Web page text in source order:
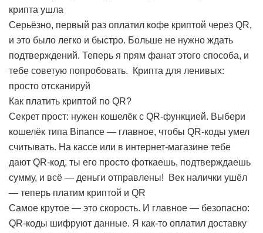
крипта ушла
Серьёзно, первый раз оплатил кофе криптой через QR,
и это было легко и быстро. Больше не нужно ждать
подтверждений. Теперь я прям фанат этого способа, и
тебе советую попробовать.
Крипта для ленивых:
просто отсканируй
Как платить криптой по QR?
Секрет прост: нужен кошелёк с QR-функцией. Выбери
кошелёк типа Binance — главное, чтобы QR-коды умел
считывать. На кассе или в интернет-магазине тебе
дают QR-код, ты его просто фоткаешь, подтверждаешь
сумму, и всё — деньги отправлены!
Век налички ушёл
— теперь платим криптой и QR
Самое крутое — это скорость. И главное — безопасно:
QR-коды шифруют данные. Я как-то оплатил доставку